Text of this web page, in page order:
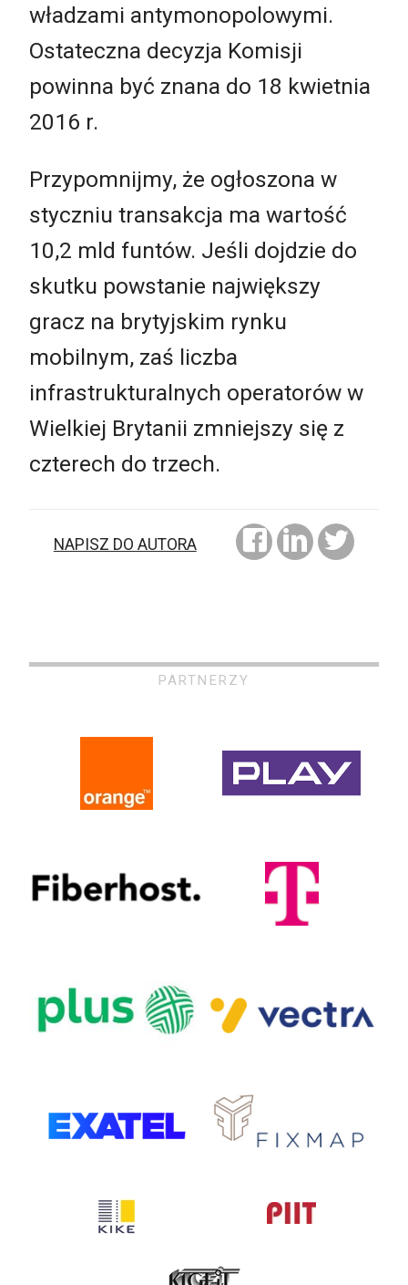
władzami antymonopolowymi.
Ostateczna decyzja Komisji
powinna być znana do 18 kwietnia
2016 r.
Przypomnijmy, że ogłoszona w
styczniu transakcja ma wartość
10,2 mld funtów. Jeśli dojdzie do
skutku powstanie największy
gracz na brytyjskim rynku
mobilnym, zaś liczba
infrastrukturalnych operatorów w
Wielkiej Brytanii zmniejszy się z
czterech do trzech.
NAPISZ DO AUTORA
PARTNERZY